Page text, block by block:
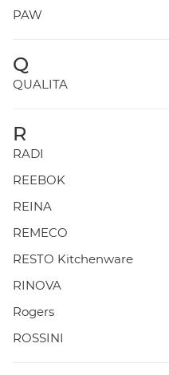
PAW
Q
QUALITA
R
RADI
REEBOK
REINA
REMECO
RESTO Kitchenware
RINOVA
Rogers
ROSSINI